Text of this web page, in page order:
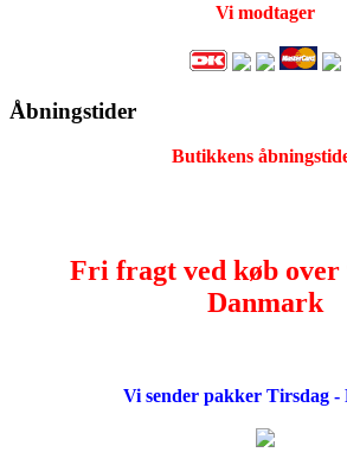
Vi modtager
Åbningstider
Butikkens
Fri fragt ved køb over
Danmark
Vi sender pakker Tirsdag -